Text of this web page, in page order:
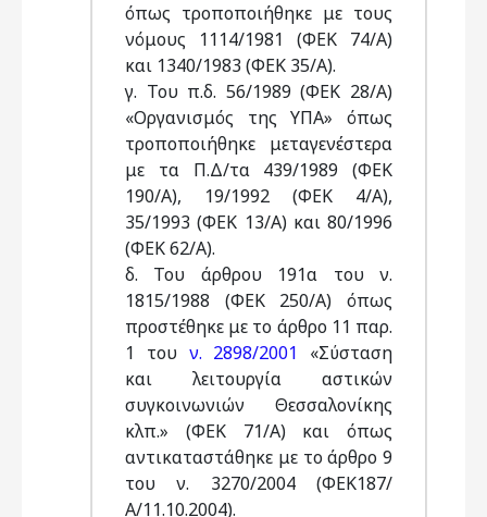
όπως τροποποιήθηκε με τους
νόμους 1114/1981 (ΦΕΚ 74/Α)
και 1340/1983 (ΦΕΚ 35/Α).
γ. Του π.δ. 56/1989 (ΦΕΚ 28/Α)
«Οργανισμός της ΥΠΑ» όπως
τροποποιήθηκε μεταγενέστερα
με τα Π.Δ/τα 439/1989 (ΦΕΚ
190/Α), 19/1992 (ΦΕΚ 4/Α),
35/1993 (ΦΕΚ 13/Α) και 80/1996
(ΦΕΚ 62/Α).
δ. Του άρθρου 191α του ν.
1815/1988 (ΦΕΚ 250/Α) όπως
προστέθηκε με το άρθρο 11 παρ.
1 του ν. 2898/2001
«Σύσταση
και λειτουργία αστικών
συγκοινωνιών Θεσσαλονίκης
κλπ.» (ΦΕΚ 71/Α) και όπως
αντικαταστάθηκε με το άρθρο 9
του ν. 3270/2004 (ΦΕΚ187/
Α/11.10.2004).